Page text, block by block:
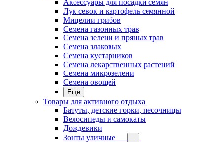
Аксессуары для посадки семян
Лук севок и картофель семянной
Мицелии грибов
Семена газонных трав
Семена зелени и пряных трав
Семена злаковых
Семена кустарников
Семена лекарственных растений
Семена микрозелени
Семена овощей
Еще
Товары для активного отдыха
Батуты, детские горки, песочницы
Велосипеды и самокаты
Дождевики
Зонты уличные